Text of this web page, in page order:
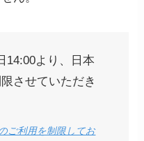
14:00より、日本
させていただき
ご利用を制限してお